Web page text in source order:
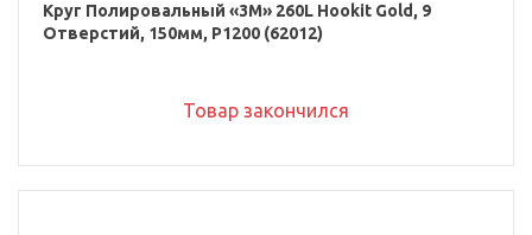
Круг Полировальный «3M» 260L Hookit Gold, 9
Отверстий, 150мм, P1200 (62012)
Товар закончился